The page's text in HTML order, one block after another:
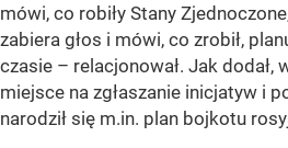
mówi, co robiły Stany
zabiera głos i mówi, co zrobił,
czasie – relacjonował. Jak
miejsce na zgłaszanie inicjatyw i
narodził się m.in. plan bojkotu